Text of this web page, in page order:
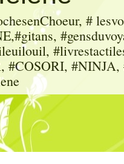
#
#COSORI,